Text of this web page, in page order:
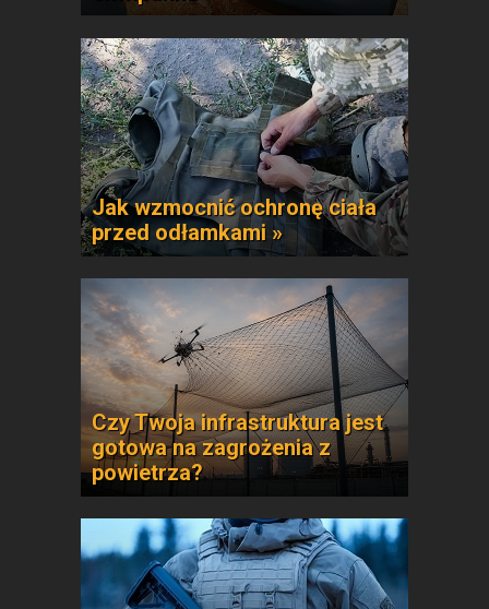
Jak wzmocnić ochronę ciała
przed odłamkami »
Czy Twoja infrastruktura jest
gotowa na zagrożenia z
powietrza?